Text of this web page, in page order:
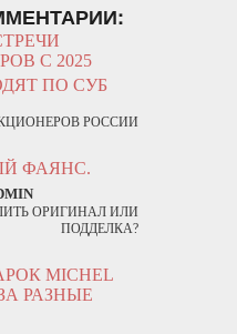
С 2025
ПО СУБ
РОССИИ
ФАЯНС.
ОРИГИНАЛ ИЛИ
ПОДДЕЛКА?
MICHEL
РАЗНЫЕ